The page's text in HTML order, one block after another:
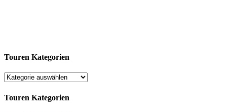
Touren Kategorien
Touren Kategorien